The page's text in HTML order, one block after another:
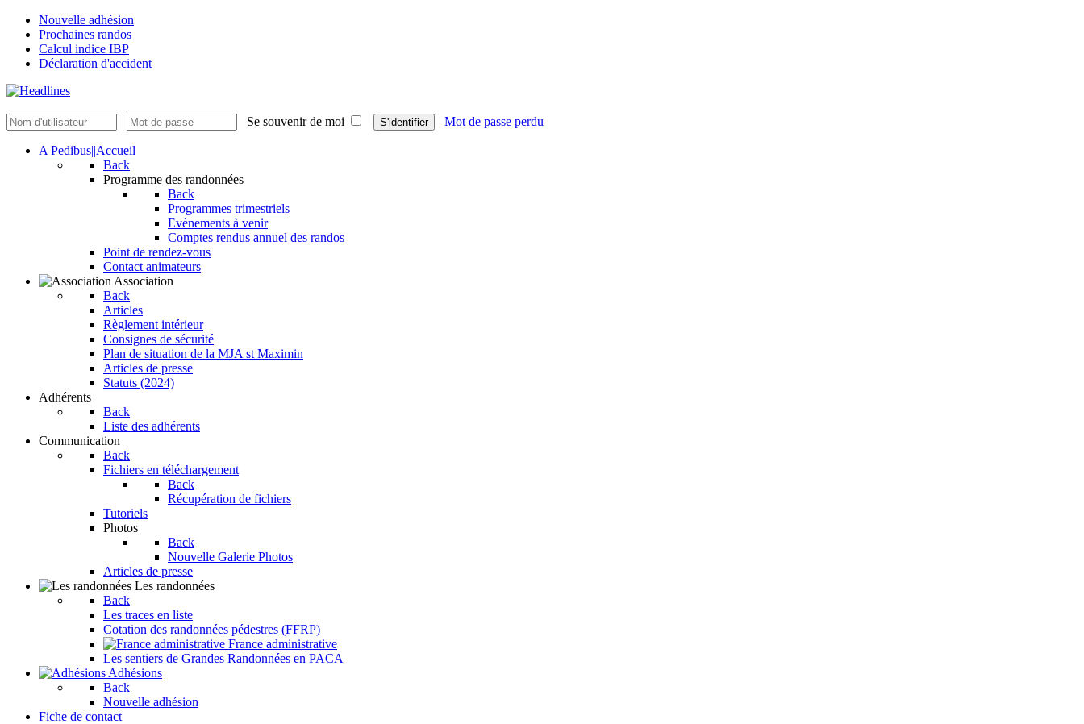
Nouvelle adhésion
Prochaines randos
Calcul indice IBP
Déclaration d'accident
Se souvenir de moi S'identifier Mot de passe perdu
A Pedibus||Accueil
Back
Programme des randonnées
Back
Programmes trimestriels
Evènements à venir
Comptes rendus annuel des randos
Point de rendez-vous
Contact animateurs
Association
Back
Articles
Règlement intérieur
Consignes de sécurité
Plan de situation de la MJA st Maximin
Articles de presse
Statuts (2024)
Adhérents
Back
Liste des adhérents
Communication
Back
Fichiers en téléchargement
Back
Récupération de fichiers
Tutoriels
Photos
Back
Nouvelle Galerie Photos
Articles de presse
Les randonnées
Back
Les traces en liste
Cotation des randonnées pédestres (FFRP)
France administrative
Les sentiers de Grandes Randonnées en PACA
Adhésions
Back
Nouvelle adhésion
Fiche de contact